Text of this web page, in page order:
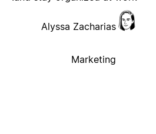
Alyssa Zacharias
Marketing